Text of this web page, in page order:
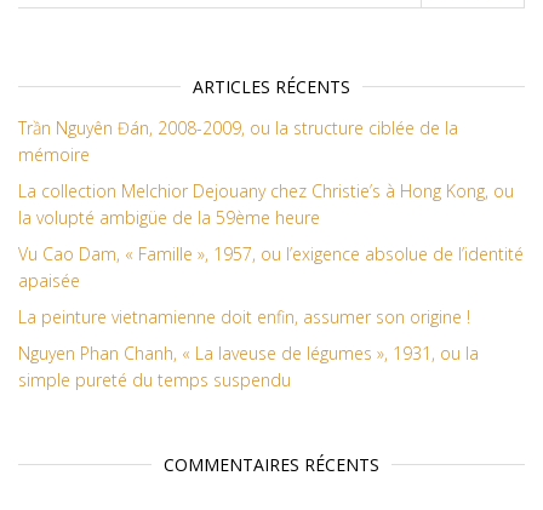
ARTICLES RÉCENTS
Trần Nguyên Đán, 2008-2009, ou la structure ciblée de la
mémoire
La collection Melchior Dejouany chez Christie’s à Hong Kong, ou
la volupté ambigüe de la 59ème heure
Vu Cao Dam, « Famille », 1957, ou l’exigence absolue de l’identité
apaisée
La peinture vietnamienne doit enfin, assumer son origine !
Nguyen Phan Chanh, « La laveuse de légumes », 1931, ou la
simple pureté du temps suspendu
COMMENTAIRES RÉCENTS